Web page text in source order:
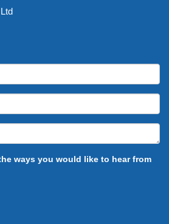
ways you would like to hear from